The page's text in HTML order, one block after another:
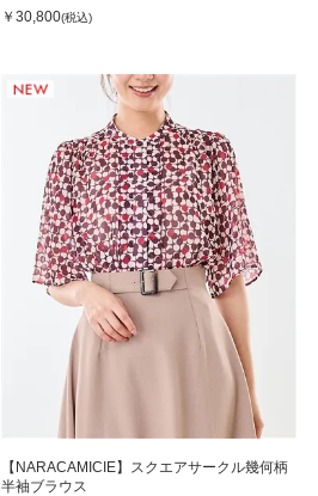
￥30,800(税込)
【NARACAMICIE】スクエアサークル幾何柄
半袖ブラウス